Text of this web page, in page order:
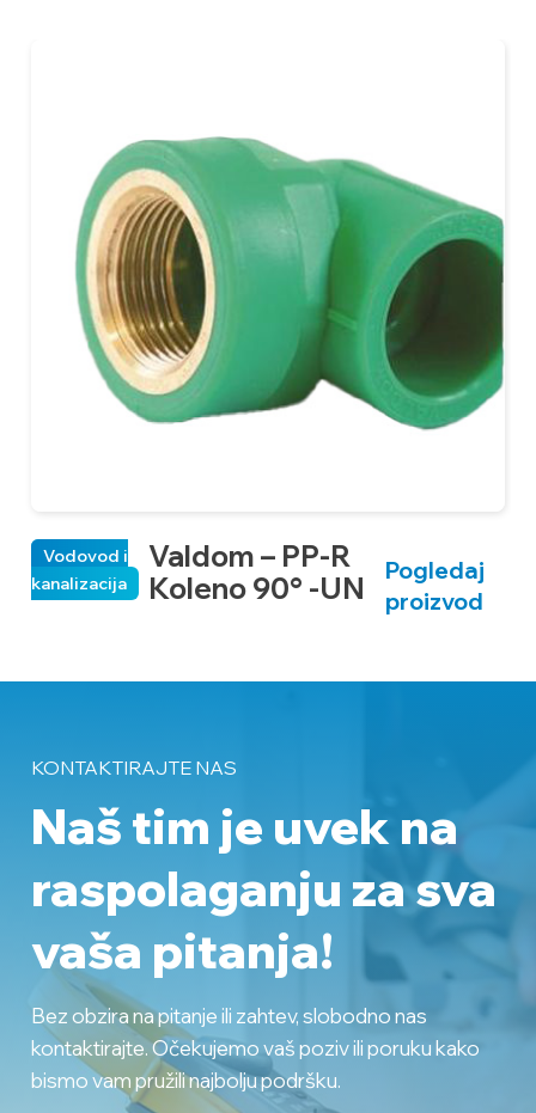
Valdom – PP-R
Koleno 90° -UN
Vodovod i
kanalizacija
Pogledaj
proizvod
KONTAKTIRAJTE NAS
Naš tim je uvek na
raspolaganju za sva
vaša pitanja!
Bez obzira na pitanje ili zahtev, slobodno nas
kontaktirajte. Očekujemo vaš poziv ili poruku kako
bismo vam pružili najbolju podršku.